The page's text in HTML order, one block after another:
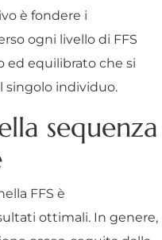
è fondere i
ogni livello di FFS
ed equilibrato che si
singolo individuo.
sequenza
FFS è
ottimali. In genere,